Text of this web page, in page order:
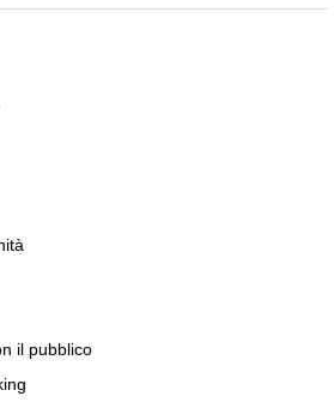
il pubblico